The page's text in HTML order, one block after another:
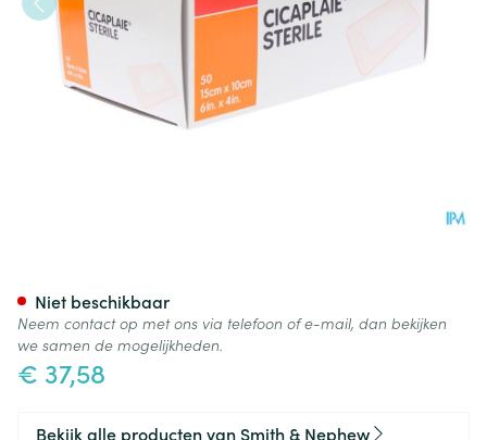
€ 37,58
Niet beschikbaar
Neem contact op met ons via telefoon of e-mail, dan bekijken
we samen de mogelijkheden.
Bekijk alle producten van Smith & Nephew